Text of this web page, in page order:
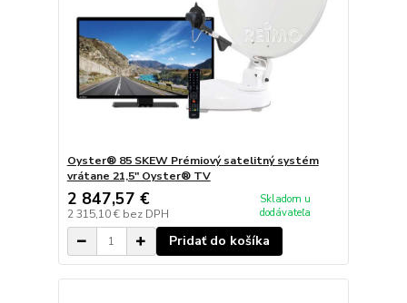
Oyster® 85 SKEW Prémiový satelitný systém
vrátane 21,5" Oyster® TV
2 847,57 €
2 315,10 € bez DPH
Skladom u
dodávateľa
Pridať do košíka